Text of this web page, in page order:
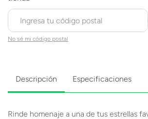
No sé mi código postal
Descripción Especificaciones
Rinde homenaje a una de tus estrellas